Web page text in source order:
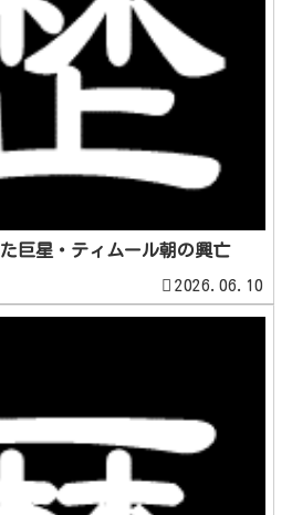
巨星・ティムール朝の興亡
2026.06.10